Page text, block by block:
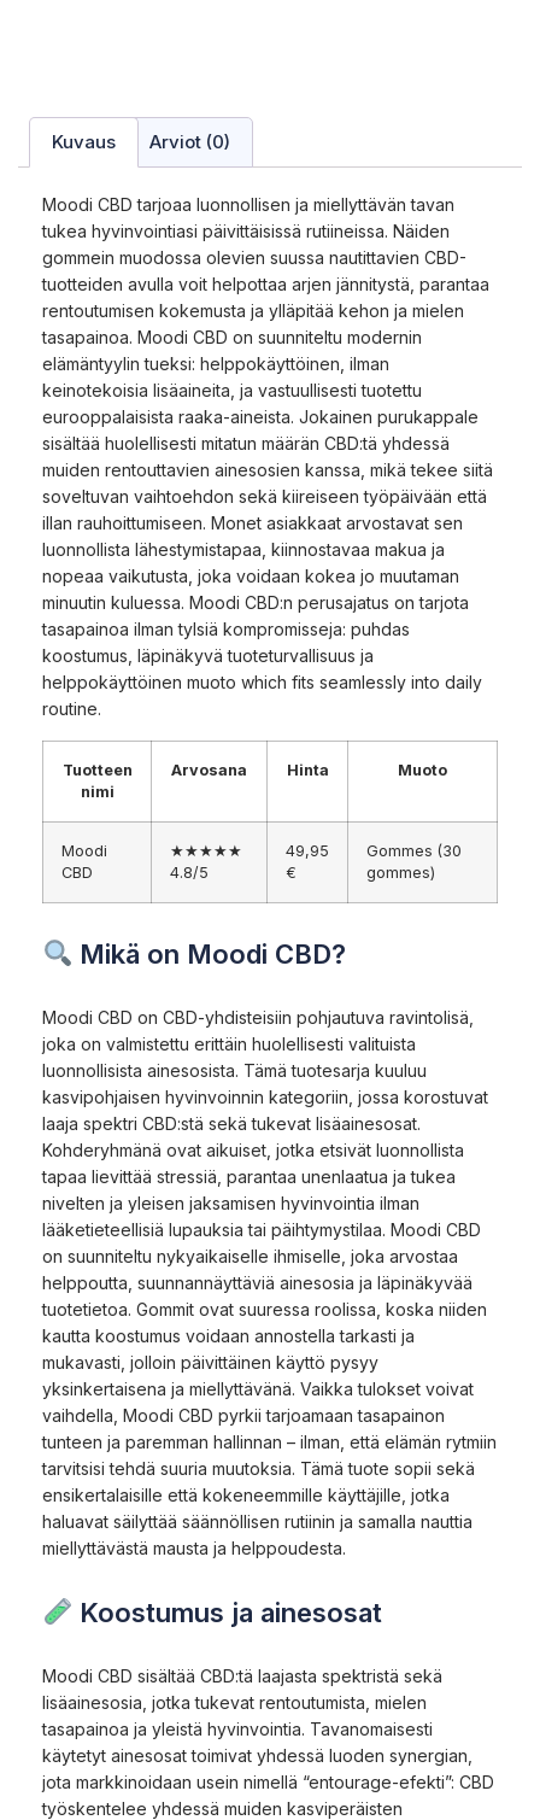
Kuvaus Arviot (0)
Moodi CBD tarjoaa luonnollisen ja miellyttävän tavan
tukea hyvinvointiasi päivittäisissä rutiineissa. Näiden
gommein muodossa olevien suussa nautittavien CBD-
tuotteiden avulla voit helpottaa arjen jännitystä, parantaa
rentoutumisen kokemusta ja ylläpitää kehon ja mielen
tasapainoa. Moodi CBD on suunniteltu modernin
elämäntyylin tueksi: helppokäyttöinen, ilman
keinotekoisia lisäaineita, ja vastuullisesti tuotettu
eurooppalaisista raaka-aineista. Jokainen purukappale
sisältää huolellisesti mitatun määrän CBD:tä yhdessä
muiden rentouttavien ainesosien kanssa, mikä tekee siitä
soveltuvan vaihtoehdon sekä kiireiseen työpäivään että
illan rauhoittumiseen. Monet asiakkaat arvostavat sen
luonnollista lähestymistapaa, kiinnostavaa makua ja
nopeaa vaikutusta, joka voidaan kokea jo muutaman
minuutin kuluessa. Moodi CBD:n perusajatus on tarjota
tasapainoa ilman tylsiä kompromisseja: puhdas
koostumus, läpinäkyvä tuoteturvallisuus ja
helppokäyttöinen muoto which fits seamlessly into daily
routine.
Tuotteen
nimi
Arvosana Hinta Muoto
Moodi
CBD
★★★★★
4.8/5
49,95
€
Gommes (30
gommes)
Mikä on Moodi CBD?
Moodi CBD on CBD-yhdisteisiin pohjautuva ravintolisä,
joka on valmistettu erittäin huolellisesti valituista
luonnollisista ainesosista. Tämä tuotesarja kuuluu
kasvipohjaisen hyvinvoinnin kategoriin, jossa korostuvat
laaja spektri CBD:stä sekä tukevat lisäainesosat.
Kohderyhmänä ovat aikuiset, jotka etsivät luonnollista
tapaa lievittää stressiä, parantaa unenlaatua ja tukea
nivelten ja yleisen jaksamisen hyvinvointia ilman
lääketieteellisiä lupauksia tai päihtymystilaa. Moodi CBD
on suunniteltu nykyaikaiselle ihmiselle, joka arvostaa
helppoutta, suunnannäyttäviä ainesosia ja läpinäkyvää
tuotetietoa. Gommit ovat suuressa roolissa, koska niiden
kautta koostumus voidaan annostella tarkasti ja
mukavasti, jolloin päivittäinen käyttö pysyy
yksinkertaisena ja miellyttävänä. Vaikka tulokset voivat
vaihdella, Moodi CBD pyrkii tarjoamaan tasapainon
tunteen ja paremman hallinnan – ilman, että elämän rytmiin
tarvitsisi tehdä suuria muutoksia. Tämä tuote sopii sekä
ensikertalaisille että kokeneemmille käyttäjille, jotka
haluavat säilyttää säännöllisen rutiinin ja samalla nauttia
miellyttävästä mausta ja helppoudesta.
Koostumus ja ainesosat
Moodi CBD sisältää CBD:tä laajasta spektristä sekä
lisäainesosia, jotka tukevat rentoutumista, mielen
tasapainoa ja yleistä hyvinvointia. Tavanomaisesti
käytetyt ainesosat toimivat yhdessä luoden synergian,
jota markkinoidaan usein nimellä “entourage-efekti”: CBD
työskentelee yhdessä muiden kasviperäisten